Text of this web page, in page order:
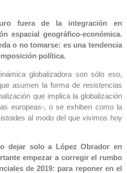
fuera de la integración en
espacial geográfico-económica.
o no tomarse: es una tendencia
política.
globalizadora son sólo eso,
asumen la forma de resistencias
que implica la globalización
europeas-, o se exhiben como la
al modo del que vivimos hoy
dejar solo a López Obrador en
empezar a corregir el rumbo
de 2019: para reponer en el